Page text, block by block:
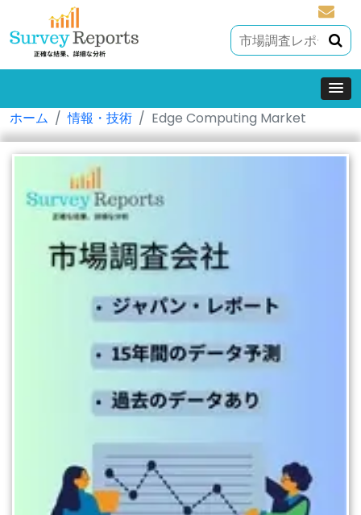
ホーム 情報・技術 Edge Computing Market